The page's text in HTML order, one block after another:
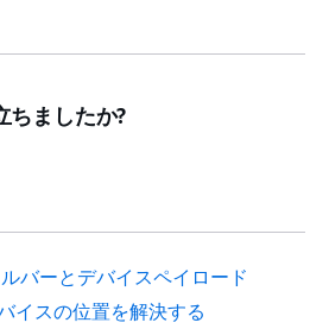
ちましたか?
バーとデバイスペイロード
イスの位置を解決する